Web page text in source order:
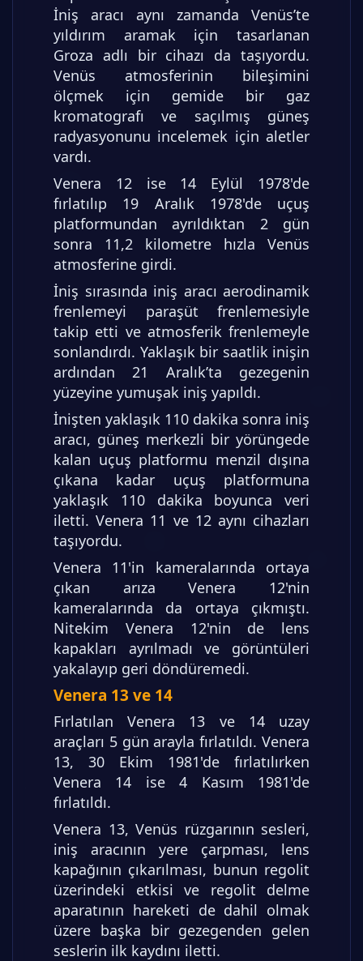
İniş aracı aynı zamanda Venüs’te
yıldırım aramak için tasarlanan
Groza adlı bir cihazı da taşıyordu.
Venüs atmosferinin bileşimini
ölçmek için gemide bir gaz
kromatografı ve saçılmış güneş
radyasyonunu incelemek için aletler
vardı.
Venera 12 ise 14 Eylül 1978'de
fırlatılıp 19 Aralık 1978'de uçuş
platformundan ayrıldıktan 2 gün
sonra 11,2 kilometre hızla Venüs
atmosferine girdi.
İniş sırasında iniş aracı aerodinamik
frenlemeyi paraşüt frenlemesiyle
takip etti ve atmosferik frenlemeyle
sonlandırdı. Yaklaşık bir saatlik inişin
ardından 21 Aralık’ta gezegenin
yüzeyine yumuşak iniş yapıldı.
İnişten yaklaşık 110 dakika sonra iniş
aracı, güneş merkezli bir yörüngede
kalan uçuş platformu menzil dışına
çıkana kadar uçuş platformuna
yaklaşık 110 dakika boyunca veri
iletti. Venera 11 ve 12 aynı cihazları
taşıyordu.
Venera 11'in kameralarında ortaya
çıkan arıza Venera 12'nin
kameralarında da ortaya çıkmıştı.
Nitekim Venera 12'nin de lens
kapakları ayrılmadı ve görüntüleri
yakalayıp geri döndüremedi.
Venera 13 ve 14
Fırlatılan Venera 13 ve 14 uzay
araçları 5 gün arayla fırlatıldı. Venera
13, 30 Ekim 1981'de fırlatılırken
Venera 14 ise 4 Kasım 1981'de
fırlatıldı.
Venera 13, Venüs rüzgarının sesleri,
iniş aracının yere çarpması, lens
kapağının çıkarılması, bunun regolit
üzerindeki etkisi ve regolit delme
aparatının hareketi de dahil olmak
üzere başka bir gezegenden gelen
seslerin ilk kaydını iletti.